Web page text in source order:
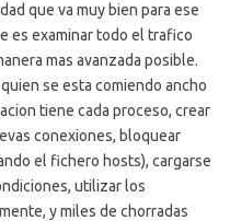
que va muy bien para ese
es examinar todo el trafico
mas avanzada posible.
se esta comiendo ancho
tiene cada proceso, crear
conexiones, bloquear
el fichero hosts), cargarse
utilizar los
y miles de chorradas